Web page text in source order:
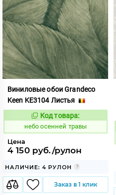
Виниловые обои Grandeco
Keen KE3104 Листья
1117857
Код товара:
небо осенней травы
Цена
4 150 руб./рулон
НАЛИЧИЕ: 4 РУЛОН
Заказ в 1 клик